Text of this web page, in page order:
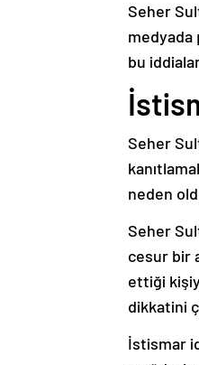
Seher
medyada
bu
Seher
neden
Seher
cesur bir
ettiği
dikkatini
İstismar